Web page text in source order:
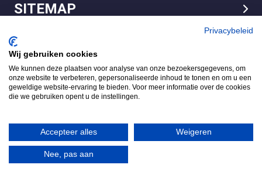
SITEMAP
LEGAL
FietsWaar.nl
4.7
Gebaseerd op 540 reviews
Review ons op
Privacybeleid
Wij gebruiken cookies
We kunnen deze plaatsen voor analyse van onze bezoekersgegevens, om
onze website te verbeteren, gepersonaliseerde inhoud te tonen en om u een
geweldige website-ervaring te bieden. Voor meer informatie over de cookies
die we gebruiken opent u de instellingen.
Accepteer alles Weigeren
Nee, pas aan